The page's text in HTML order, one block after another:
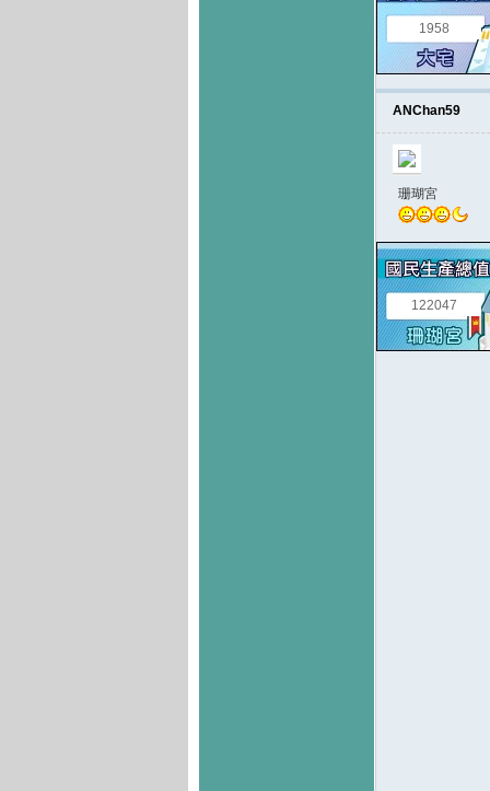
1958
ANChan59
珊瑚宮
122047